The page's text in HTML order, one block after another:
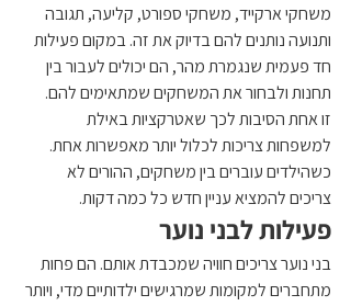
משחקי ארקייד, משחקי ספורט, קליעה, תגובה
ותנועה נותנים להם בדיוק את זה. במקום פעילות
חד פעמית שנגמרת מהר, הם יכולים לעבור בין
תחנות ולבחור את המשחקים שמתאימים להם.
זו אחת הסיבות לכך שאטרקציות באילת
למשפחות צריכות לכלול יותר מאפשרות אחת.
כשהילדים עוברים בין משחקים, ההורים לא
צריכים להמציא עניין חדש כל כמה דקות.
פעילות לבני נוער
בני נוער צריכים חוויה שמכבדת אותם. הם פחות
מתחברים למקומות שמרגישים ילדותיים מדי, ויותר